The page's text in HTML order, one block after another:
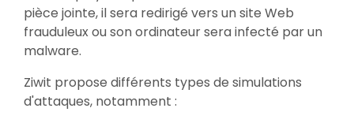
pièce jointe, il sera redirigé vers un site Web
frauduleux ou son ordinateur sera infecté par un
malware.
Ziwit propose différents types de simulations
d'attaques, notamment :